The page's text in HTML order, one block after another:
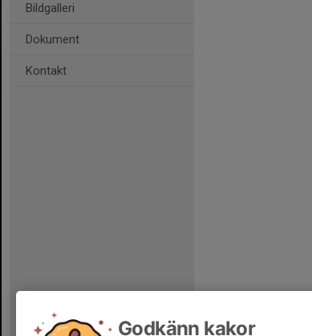
Bildgalleri
Dokument
Kontakt
Godkänn kakor